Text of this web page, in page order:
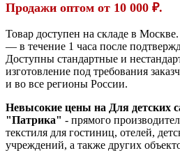
Продажи оптом от 10 000 ₽.
Товар доступен на складе в
— в течение 1 часа после
Доступны стандартные и
изготовление под требования
и во все регионы России.
Невысокие цены на Для детских
"Патрика" - прямого
текстиля для гостиниц, отелей,
учреждений, а также других